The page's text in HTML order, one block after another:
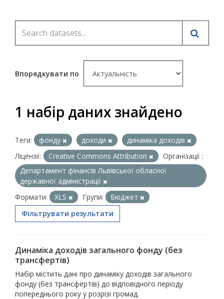
Впорядкувати по
1 набір даних знайдено
Теги: фонду доходи
динаміка доходів
Ліцензії:
Creative Commons Attribution
Організації :
Департамент фінансів Львівської обласної
державної адміністрації
Формати:
XLS Групи:
Бюджет
Фільтрувати результати
Динаміка доходів загального фонду (без
трансфертів)
Набір містить дані про динаміку доходів загального
фонду (без трансфертів) до відповідного періоду
попереднього року у розрізі громад.